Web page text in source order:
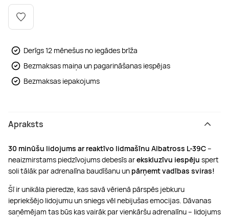
Kikbokss
Kaitbords
Ausu caurduršana
Derīgs 12 mēnešus no iegādes brīža
Bezmaksas maiņa un pagarināšanas iespējas
Bezmaksas iepakojums
Apraksts
30 minūšu lidojums ar reaktīvo lidmašīnu Albatross L-39C–
neaizmirstams piedzīvojums debesīs arekskluzīvu iespēju spert
soli tālāk par adrenalīna baudīšanu un pārņemt vadības sviras!
Šī ir unikāla pieredze, kas savā vērienā pārspēs jebkuru
iepriekšējo lidojumu un sniegs vēl nebijušas emocijas. Dāvanas
saņēmējam tas būs kas vairāk par vienkāršu adrenalīnu – lidojums